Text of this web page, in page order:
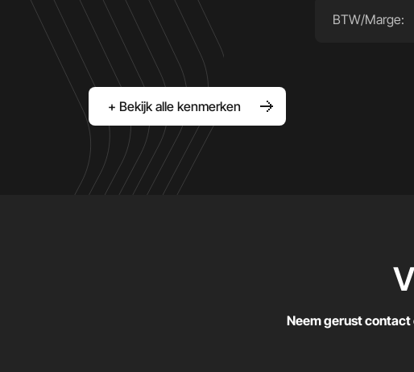
BTW/Marge:
+ Bekijk alle kenmerken
Neem gerust